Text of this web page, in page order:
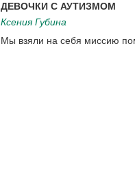
ДЕВОЧКИ С АУТИЗМОМ
Ксения Губина
Мы взяли на себя миссию